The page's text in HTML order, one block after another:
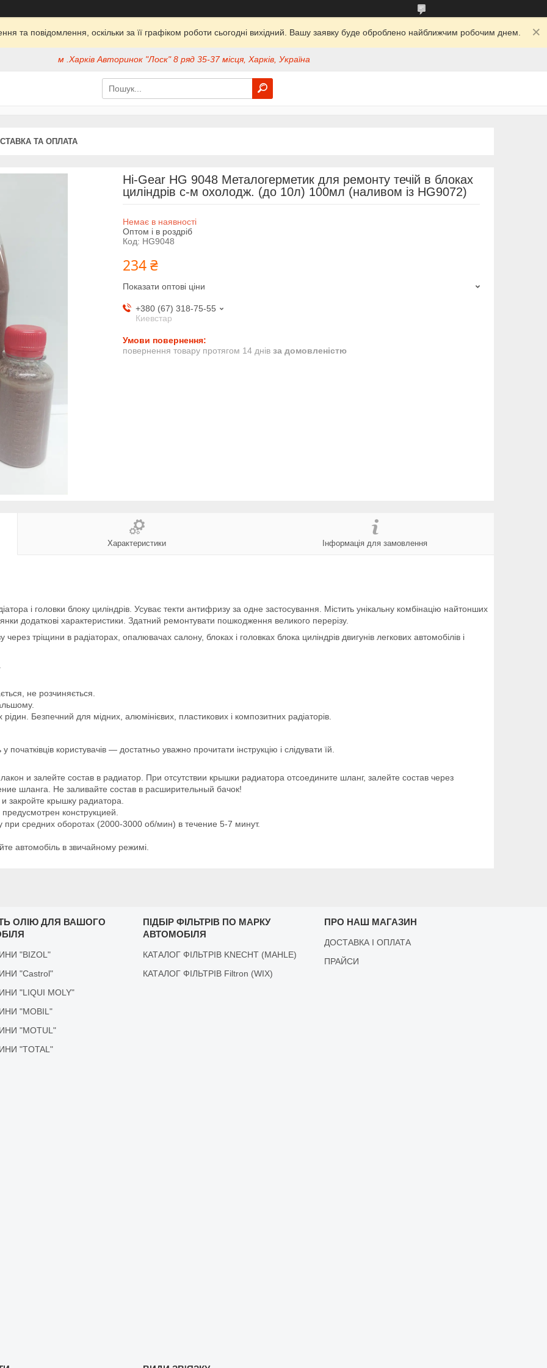
та повідомлення, оскільки за її графіком роботи сьогодні вихідний. Вашу заявку буде оброблено найближчим робочим днем.
м .Харків Авторинок "Лоск" 8 ряд 35-37 місця, Харків, Україна
ТА ОПЛАТА
Hi-Gear HG 9048 Металогерметик для ремонту течій в блоках
циліндрів с-м охолодж. (до 10л) 100мл (наливом із HG9072)
Немає в наявності
Оптом і в роздріб
Код: HG9048
234 ₴
Показати оптові ціни
+380 (67) 318-75-55
Киевстар
повернення товару протягом 14 днів за домовленістю
Характеристики Інформація для замовлення
і головки блоку циліндрів. Усуває текти антифризу за одне застосування. Містить унікальну комбінацію найтонших
додаткові характеристики. Здатний ремонтувати пошкодження великого перерізу.
тріщини в радіаторах, опалювачах салону, блоках і головках блока циліндрів двигунів легкових автомобілів і
не розчиняється.
Безпечний для мідних, алюмінієвих, пластикових і композитних радіаторів.
користувачів — достатньо уважно прочитати інструкцію і слідувати їй.
и залейте состав в радиатор. При отсутствии крышки радиатора отсоедините шланг, залейте состав через
шланга. Не заливайте состав в расширительный бачок!
крышку радиатора.
конструкцией.
при средних оборотах (2000-3000 об/мин) в течение 5-7 минут.
автомобіль в звичайному режимі.
ОЛІЮ ДЛЯ ВАШОГО
"BIZOL"
"Castrol"
"LIQUI MOLY"
"MOBIL"
"MOTUL"
"TOTAL"
ПІДБІР ФІЛЬТРІВ ПО МАРКУ
АВТОМОБІЛЯ
КАТАЛОГ ФІЛЬТРІВ KNECHT (MAHLE)
КАТАЛОГ ФІЛЬТРІВ Filtron (WIX)
ПРО НАШ МАГАЗИН
ДОСТАВКА І ОПЛАТА
ПРАЙСИ